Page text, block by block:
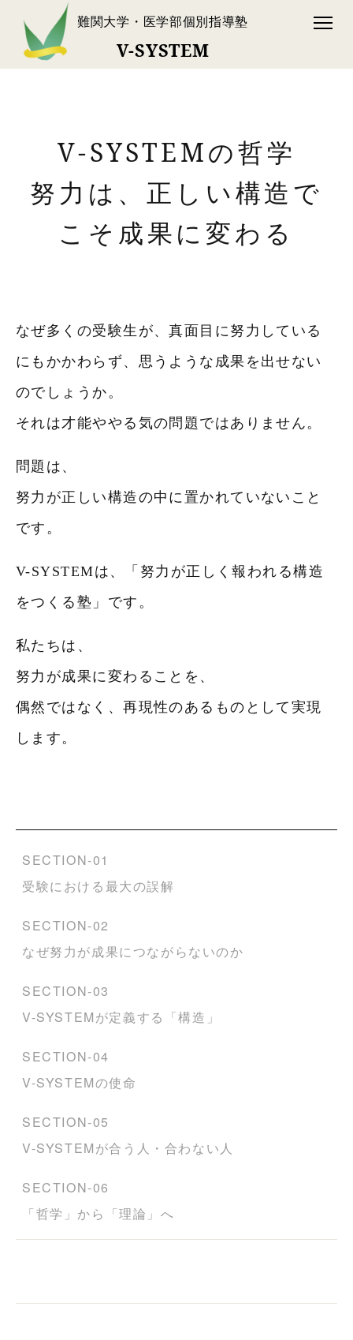
難関大学・医学部個別指導塾
V-SYSTEM
V-SYSTEMの哲学
努力は、正しい構造で
こそ成果に変わる
なぜ多くの受験生が、真面目に努力している
にもかかわらず、思うような成果を出せない
のでしょうか。
それは才能ややる気の問題ではありません。
問題は、
努力が正しい構造の中に置かれていないこと
です。
V-SYSTEMは、「努力が正しく報われる構造
をつくる塾」です。
私たちは、
努力が成果に変わることを、
偶然ではなく、再現性のあるものとして実現
します。
SECTION-01
受験における最大の誤解
SECTION-02
なぜ努力が成果につながらないのか
SECTION-03
V-SYSTEMが定義する「構造」
SECTION-04
V-SYSTEMの使命
SECTION-05
V-SYSTEMが合う人・合わない人
SECTION-06
「哲学」から「理論」へ